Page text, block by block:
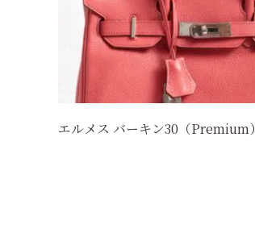
エルメス バーキン30（Premium）